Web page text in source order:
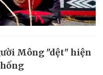
Mông "dệt" hiện